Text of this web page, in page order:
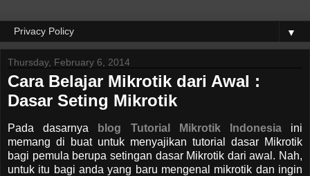
▼
Thursday, February 6, 2014
Cara Belajar Mikrotik dari Awal :
Dasar Seting Mikrotik
Pada dasarnya blog Tutorial Mikrotik Indonesiaini
memang di buat untuk menyajikan tutorial dasar Mikrotik
bagi pemula berupa setingan dasar Mikrotik dari awal. Nah,
untuk itu bagi anda yang baru mengenal mikrotik dan ingin